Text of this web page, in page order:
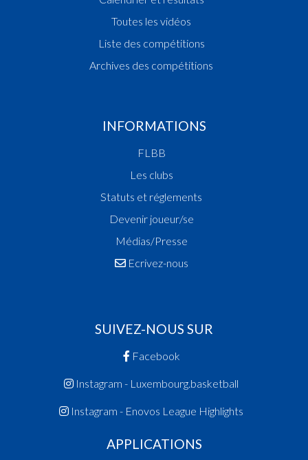
Toutes les vidéos
Liste des compétitions
Archives des compétitions
INFORMATIONS
FLBB
Les clubs
Statuts et réglements
Devenir joueur/se
Médias/Presse
Ecrivez-nous
SUIVEZ-NOUS SUR
Facebook
Instagram - Luxembourg.basketball
Instagram - Enovos League Highlights
APPLICATIONS